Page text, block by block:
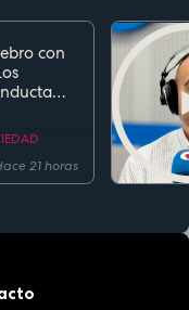
con
21 horas